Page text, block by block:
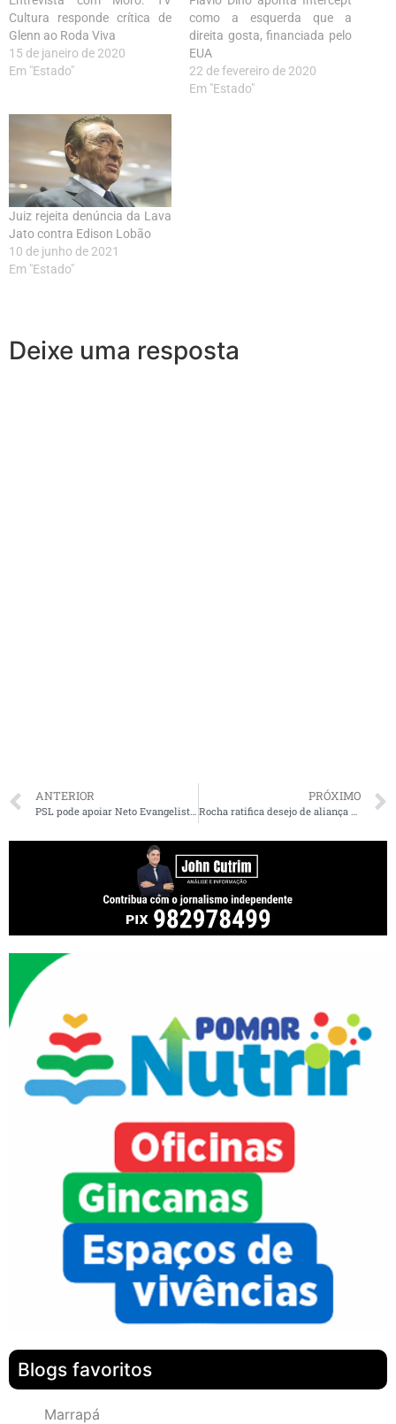
Cultura responde crítica de
Glenn ao Roda Viva
15 de janeiro de 2020
Em "Estado"
como a esquerda que a
direita gosta, financiada pelo
EUA
22 de fevereiro de 2020
Em "Estado"
Juiz rejeita denúncia da Lava
Jato contra Edison Lobão
10 de junho de 2021
Em "Estado"
Deixe uma resposta
ANTERIOR PRÓXIMO
Blogs favoritos
Marrapá